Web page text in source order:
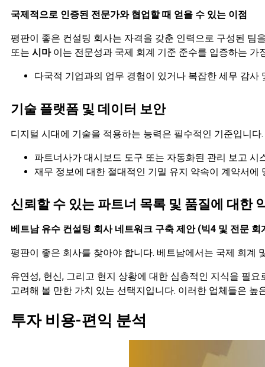
국제적으로 인증된 전문가와 협업할 때 얻을 수 있는 이점
평판이 좋은 컨설팅 회사는 자격을 갖춘 인력으로 구성된 팀
또는 시마이는 전문성과 국제 회계 기준 준수를 입증하는 가
다국적 기업과의 업무 경험이 있거나 복잡한 세무 감
기술 플랫폼 및 데이터 보안
디지털 시대에 기술을 적용하는 능력은 필수적인 기준입니다.
파트너사가 대시보드 도구 또는 자동화된 관리 보고 시
재무 정보에 대한 절대적인 기밀 유지 약속이 계약서에
신뢰할 수 있는 파트너 목록 및 품질에 대한
베트남 유수 컨설팅 회사 네트워크 구축 제안 (빅4 및 전문
평판이 좋은 회사를 찾아야 합니다. 베트남에서는 국제 회계
유연성, 헌신, 그리고 현지 상황에 대한 심층적인 지식을 필
고려해 볼 만한 가치 있는 선택지입니다. 이러한 업체들은
투자 비용-편익 분석